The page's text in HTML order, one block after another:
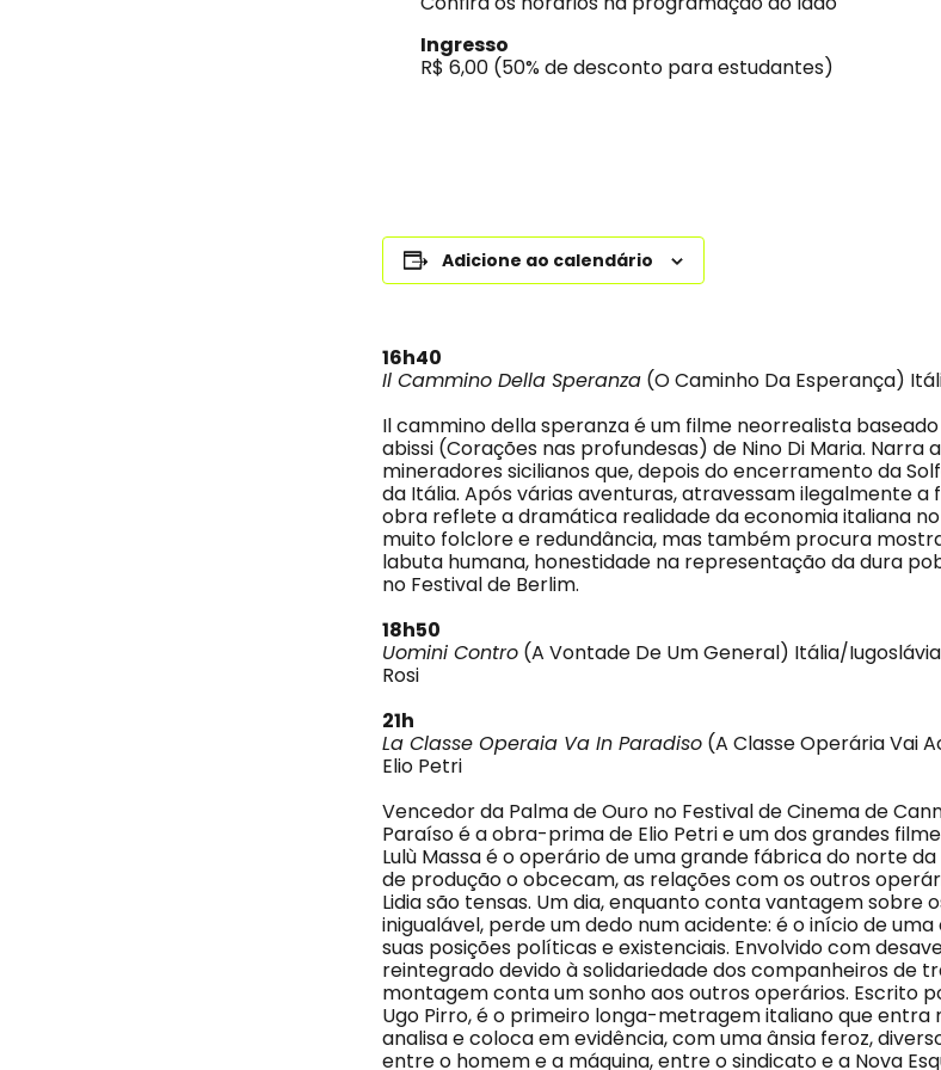
Ingresso
R$ 6,00 (50% de desconto para estudantes)
Adicione ao calendário
16h40
Il Cammino Della Speranza (O Caminho Da Esperança)
Il cammino della speranza é um filme neorrealista
abissi (Corações nas profundesas) de Nino Di Maria. Narra
mineradores sicilianos que, depois do encerramento da
da Itália. Após várias aventuras, atravessam ilegalmente a
obra reflete a dramática realidade da economia italiana
muito folclore e redundância, mas também procura
labuta humana, honestidade na representação da dura
no Festival de Berlim.
18h50
Uomini Contro (A Vontade De Um General) Itália/
Rosi
21h
La Classe Operaia Va In Paradiso (A Classe Operária Vai
Elio Petri
Vencedor da Palma de Ouro no Festival de Cinema de
Paraíso é a obra-prima de Elio Petri e um dos grandes
Lulù Massa é o operário de uma grande fábrica do norte
de produção o obcecam, as relações com os outros
Lidia são tensas. Um dia, enquanto conta vantagem sobre
inigualável, perde um dedo num acidente: é o início de
suas posições políticas e existenciais. Envolvido com
reintegrado devido à solidariedade dos companheiros de
montagem conta um sonho aos outros operários. Escrito
Ugo Pirro, é o primeiro longa-metragem italiano que entra
analisa e coloca em evidência, com uma ânsia feroz,
entre o homem e a máquina, entre o sindicato e a Nova